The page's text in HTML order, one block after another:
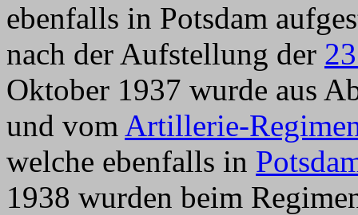
ebenfalls in Potsdam
nach der Aufstellung der
Oktober 1937 wurde aus
und vom Artillerie-
welche ebenfalls in
1938 wurden beim